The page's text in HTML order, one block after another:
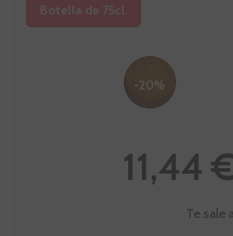
Botella de 75cl.
-20%
11,44
Te sale